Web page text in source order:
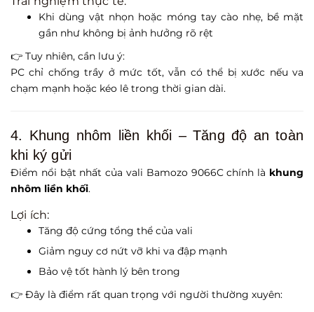
Khi dùng vật nhọn hoặc móng tay cào nhẹ, bề mặt
gần như không bị ảnh hưởng rõ rệt
👉 Tuy nhiên, cần lưu ý:
PC chỉ chống trầy ở mức tốt, vẫn có thể bị xước nếu va
chạm mạnh hoặc kéo lê trong thời gian dài.
4. Khung nhôm liền khối – Tăng độ an toàn
khi ký gửi
Điểm nổi bật nhất của vali Bamozo 9066C chính là khung
nhôm liền khối.
Lợi ích:
Tăng độ cứng tổng thể của vali
Giảm nguy cơ nứt vỡ khi va đập mạnh
Bảo vệ tốt hành lý bên trong
👉 Đây là điểm rất quan trọng với người thường xuyên: